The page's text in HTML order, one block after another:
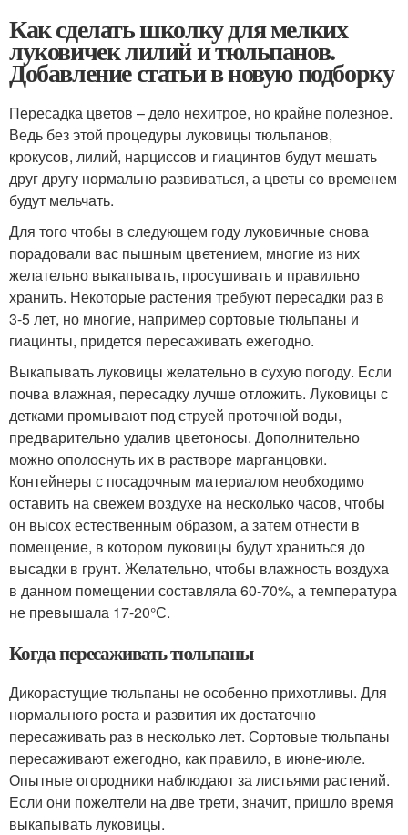
Как сделать школку для мелких
луковичек лилий и тюльпанов.
Добавление статьи в новую подборку
Пересадка цветов – дело нехитрое, но крайне полезное.
Ведь без этой процедуры луковицы тюльпанов,
крокусов, лилий, нарциссов и гиацинтов будут мешать
друг другу нормально развиваться, а цветы со временем
будут мельчать.
Для того чтобы в следующем году луковичные снова
порадовали вас пышным цветением, многие из них
желательно выкапывать, просушивать и правильно
хранить. Некоторые растения требуют пересадки раз в
3-5 лет, но многие, например сортовые тюльпаны и
гиацинты, придется пересаживать ежегодно.
Выкапывать луковицы желательно в сухую погоду. Если
почва влажная, пересадку лучше отложить. Луковицы с
детками промывают под струей проточной воды,
предварительно удалив цветоносы. Дополнительно
можно ополоснуть их в растворе марганцовки.
Контейнеры с посадочным материалом необходимо
оставить на свежем воздухе на несколько часов, чтобы
он высох естественным образом, а затем отнести в
помещение, в котором луковицы будут храниться до
высадки в грунт. Желательно, чтобы влажность воздуха
в данном помещении составляла 60-70%, а температура
не превышала 17-20°С.
Когда пересаживать тюльпаны
Дикорастущие тюльпаны не особенно прихотливы. Для
нормального роста и развития их достаточно
пересаживать раз в несколько лет. Сортовые тюльпаны
пересаживают ежегодно, как правило, в июне-июле.
Опытные огородники наблюдают за листьями растений.
Если они пожелтели на две трети, значит, пришло время
выкапывать луковицы.